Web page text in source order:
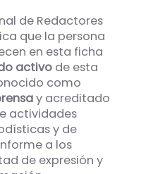
de Redactores
que la persona
en esta ficha
activo de esta
como
y acreditado
actividades
y de
a los
de expresión y